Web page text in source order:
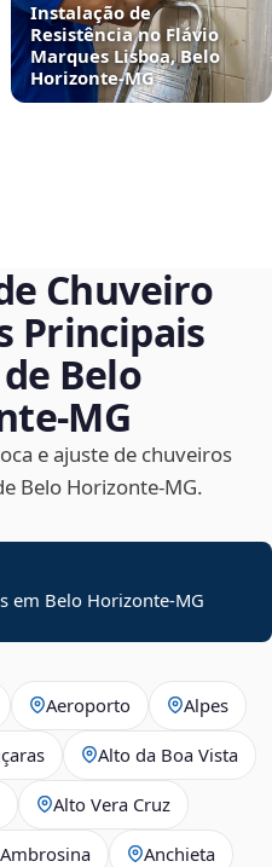
Instalação de
Resistência no Flávio
Marques Lisboa, Belo
Horizonte‑MG
Chuveiro
Principais
Belo
e ajuste de chuveiros
Belo Horizonte‑MG.
em Belo Horizonte-MG
Aeroporto Alpes
Alto da Boa Vista
Alto Vera Cruz
Ambrosina Anchieta